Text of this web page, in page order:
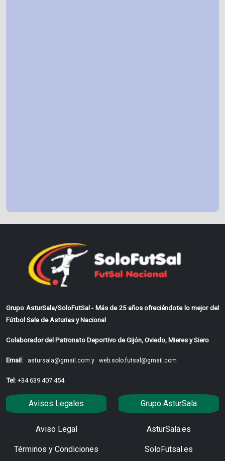
Grupo AsturSala/SoloFutSal - Más de 25 años ofreciéndote lo mejor del
Fútbol Sala de Asturias y Nacional
Colaborador del Patronato Deportivo de Gijón, Oviedo, Mieres y Siero
Email: astursala@gmail.com y web.solo.futsal@gmail.com
Tel: +34 639 407 454
Avisos Legales
Aviso Legal
Términos y Condiciones
Grupo AsturSala
AsturSala.es
SoloFutsal.es